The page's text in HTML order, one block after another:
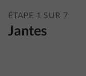
ÉTAPE 1 SUR 7
Jantes